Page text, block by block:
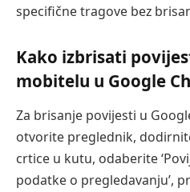
specifične tragove bez
Kako izbrisati
mobitelu u Google
Za brisanje povijesti u
otvorite preglednik,
crtice u kutu, odaberite
podatke o pregledavanju’,